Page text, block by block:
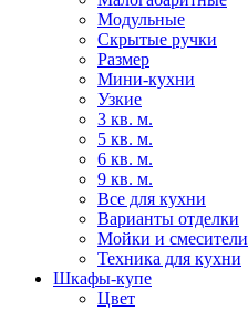
Модульные
Скрытые ручки
Размер
Мини-кухни
Узкие
3 кв. м.
5 кв. м.
6 кв. м.
9 кв. м.
Все для кухни
Варианты отделки
Мойки и смесители
Техника для кухни
Шкафы-купе
Цвет